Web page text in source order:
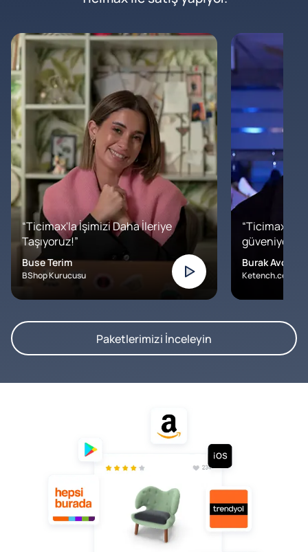
“Ticimax'la İşimizi Daha İleriye
Taşıyoruz!”
Buse Terim
BShop Kurucusu
“Ticimax'a
Burak Avcılar
Ketench.com –
Paketlerimizi İnceleyin